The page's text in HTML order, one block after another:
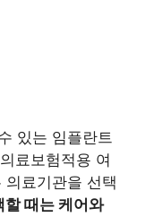
있는 임플란트
료보험적용 여
료기관을 선택
할 때는 케어와